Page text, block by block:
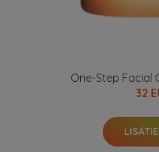
One-Step Facial
32